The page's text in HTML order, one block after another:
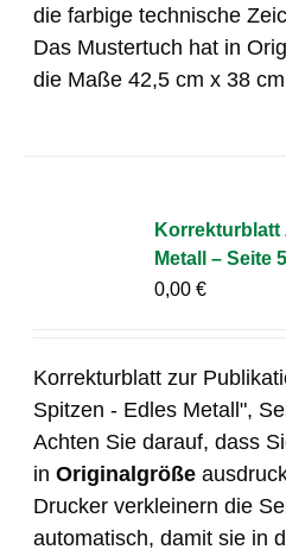
die farbige technische
Das Mustertuch hat in
die Maße 42,5 cm x 38
Korrekturblatt
Metall – Seite
0,00€
Korrekturblatt zur
Spitzen - Edles Metall",
Achten Sie darauf, dass
inOriginalgröße
Drucker verkleinern die
automatisch, damit sie in